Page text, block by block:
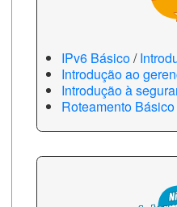
IPv6 Básico/
Introdução ao
Introdução à
Roteamento Básico